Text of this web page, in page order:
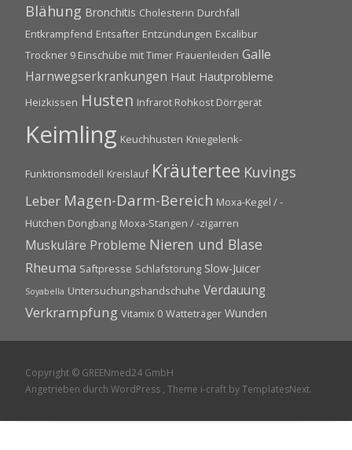
Blähung Bronchitis Cholesterin Durchfall
Entkrampfend Entsafter Entzündungen Excalibur
Trockner 9 Einschübe mit Timer Frauenleiden Galle
Harnwegserkrankungen Haut Hautprobleme
Heizkissen Husten Infrarot Rohkost Dörrgerät
Keimling Keuchhusten Kniegelenk-
Funktionsmodell Kreislauf Kräutertee Kuvings
Leber Magen-Darm-Bereich Moxa-Kegel / -
Hütchen Dongbang Moxa-Stangen / -zigarren
Muskuläre Probleme Nieren und Blase
Rheuma Saftpresse Schlafstörung Slow-Juicer
Soyabella Untersuchungshandschuhe Verdauung
Verkrampfung Vitamix 0 Watteträger Wunden
Copyright © GREENmed24 GmbH
Angetrieben durch WordPress , Theme i-craft by TemplatesNext.